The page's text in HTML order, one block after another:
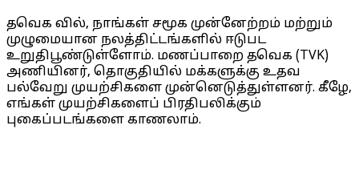
தவெக வில், நாங்கள் சமூக முன்னேற்றம் மற்றும்
முழுமையான நலத்திட்டங்களில் ஈடுபட
உறுதிபூண்டுள்ளோம். மணப்பாறை தவெக (TVK)
அணியினர், தொகுதியில் மக்களுக்கு உதவ
பல்வேறு முயற்சிகளை முன்னெடுத்துள்ளனர். கீழே,
எங்கள் முயற்சிகளைப் பிரதிபலிக்கும்
புகைப்படங்களை காணலாம்.